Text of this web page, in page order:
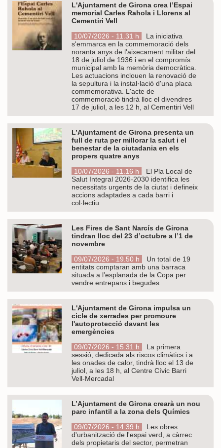
L'Ajuntament de Girona crea l’Espai
memorial Carles Rahola i Llorens al
Cementiri Vell
10/07/2026 - 11.31 h
La iniciativa
s'emmarca en la commemoració dels
noranta anys de l'aixecament militar del
18 de juliol de 1936 i en el compromís
municipal amb la memòria democràtica.
Les actuacions inclouen la renovació de
la sepultura i la instal·lació d'una placa
commemorativa. L'acte de
commemoració tindrà lloc el divendres
17 de juliol, a les 12 h, al Cementiri Vell
L’Ajuntament de Girona presenta un
full de ruta per millorar la salut i el
benestar de la ciutadania en els
propers quatre anys
10/07/2026 - 11.16 h
El Pla Local de
Salut Integral 2026-2030 identifica les
necessitats urgents de la ciutat i defineix
accions adaptades a cada barri i
col·lectiu
Les Fires de Sant Narcís de Girona
tindran lloc del 23 d’octubre a l’1 de
novembre
09/07/2026 - 19.50 h
Un total de 19
entitats comptaran amb una barraca
situada a l’esplanada de la Copa per
vendre entrepans i begudes
L'Ajuntament de Girona impulsa un
cicle de xerrades per promoure
l'autoprotecció davant les
emergències
09/07/2026 - 15.31 h
La primera
sessió, dedicada als riscos climàtics i a
les onades de calor, tindrà lloc el 13 de
juliol, a les 18 h, al Centre Cívic Barri
Vell-Mercadal
L’Ajuntament de Girona crearà un nou
parc infantil a la zona dels Químics
09/07/2026 - 14.39 h
Les obres
d'urbanització de l'espai verd, a càrrec
dels propietaris del sector, permetran